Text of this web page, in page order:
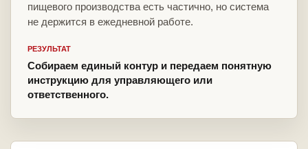
пищевого производства есть частично, но система
не держится в ежедневной работе.
РЕЗУЛЬТАТ
Собираем единый контур и передаем понятную
инструкцию для управляющего или
ответственного.